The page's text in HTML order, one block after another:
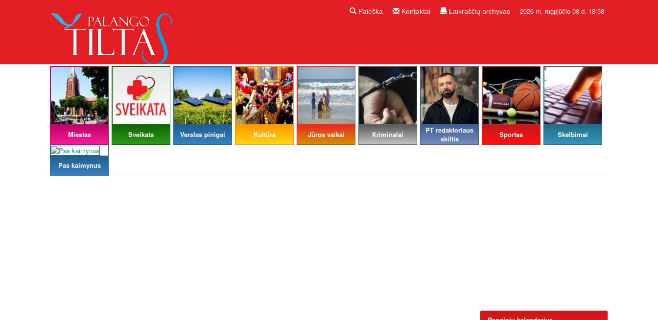
Paieška Kontaktai Laikraščių archyvas 2026 m. rugpjūčio 08 d. 18:58
Miestas Sveikata Verslas pinigai Kultūra Jūros vaikai Kriminalai
PT redaktoriaus
skiltis
Sportas Skelbimai
Pas kaimynus